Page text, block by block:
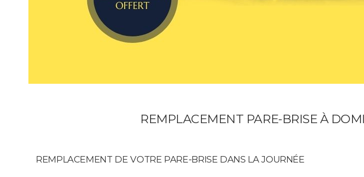
REMPLACEMENT PARE-BRISE À
REMPLACEMENT DE VOTRE PARE-BRISE DANS LA JOURNÉE